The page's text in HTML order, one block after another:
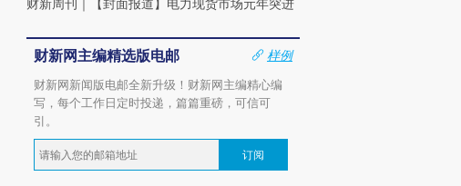
财新周刊 ｜ 【封面报道】电力现货市场元年突进
财新网主编精选版电邮
样例
财新网新闻版电邮全新升级！财新网主编精心编
写，每个工作日定时投递，篇篇重磅，可信可
引。
订阅